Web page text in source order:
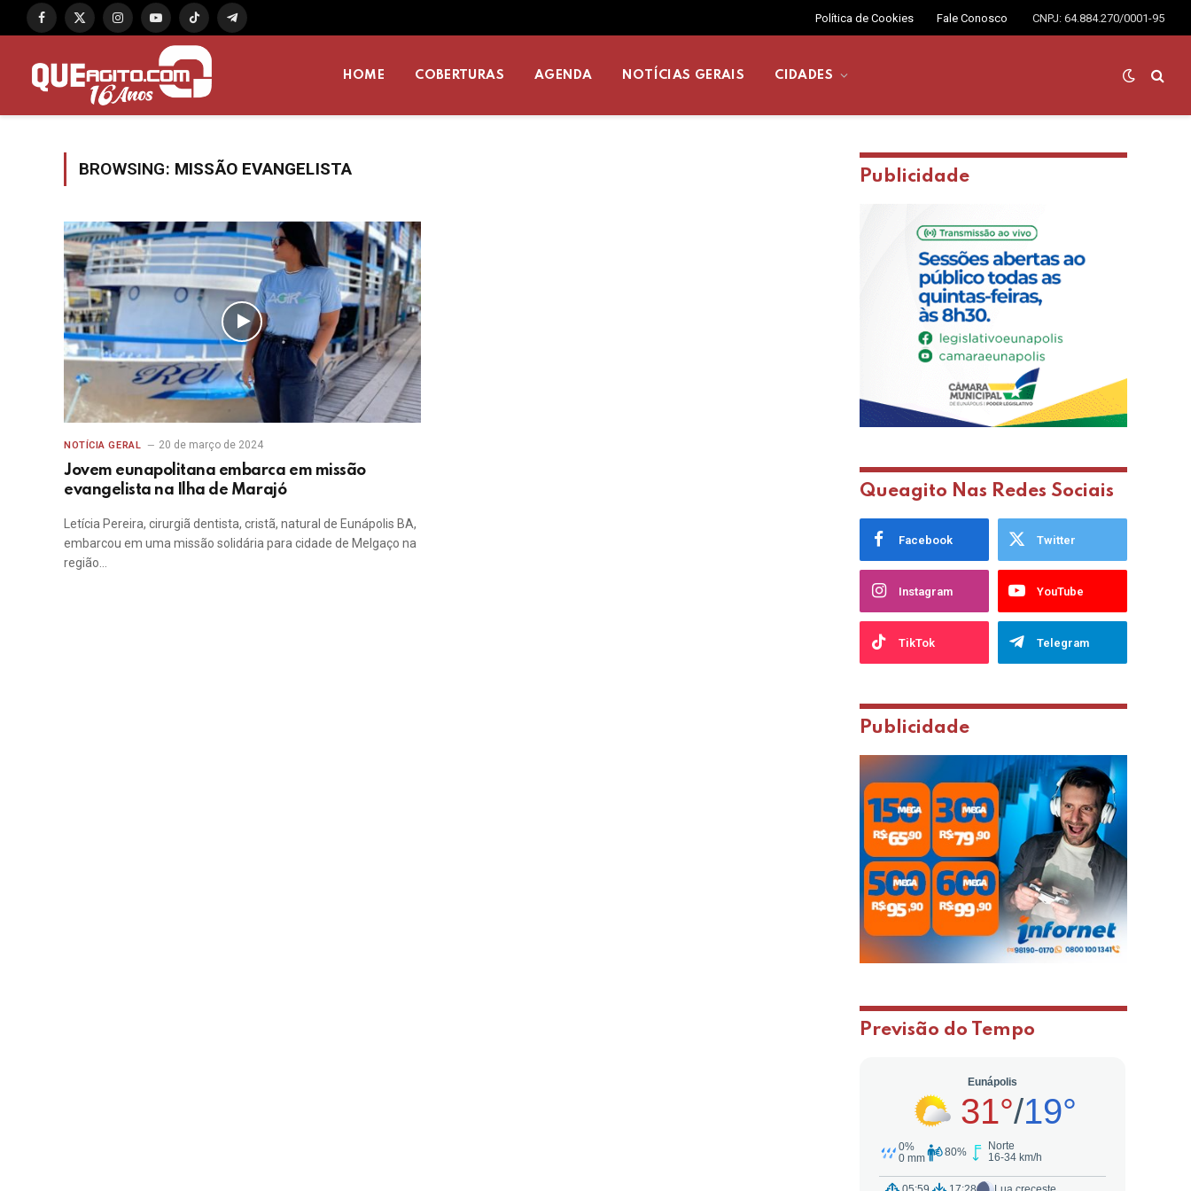
Facebook
X
InstagramYouTubeTikTok Telegram
Política de Cookies Fale Conosco CNPJ: 64.884.270/0001-95
HOME COBERTURAS AGENDA NOTÍCIAS GERAIS CIDADES
BROWSING: MISSÃO EVANGELISTA
NOTÍCIA GERAL 20 de março de 2024
Jovem eunapolitana embarca em missão
evangelista na Ilha de Marajó
Letícia Pereira, cirurgiã dentista, cristã, natural de Eunápolis BA,
embarcou em uma missão solidária para cidade de Melgaço na
região…
Publicidade
Queagito Nas Redes Sociais
Facebook Twitter
Instagram YouTube
TikTok Telegram
Publicidade
Previsão do Tempo